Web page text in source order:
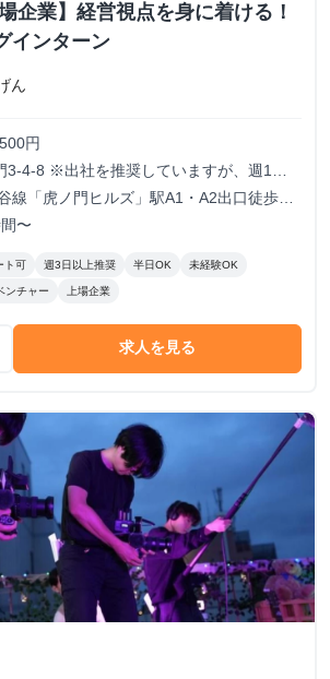
企業】経営視点を身に着ける！
インターン
ん
円
3-4-8 ※出社を推奨していますが、週1で
れ以外も応相談）
線「虎ノ門ヒルズ」駅A1・A2出口徒歩3
〜
ト可 週3日以上推奨 半日OK 未経験OK
ンチャー 上場企業
求人を見る